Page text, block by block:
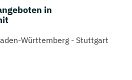
in
Württemberg - Stuttgart